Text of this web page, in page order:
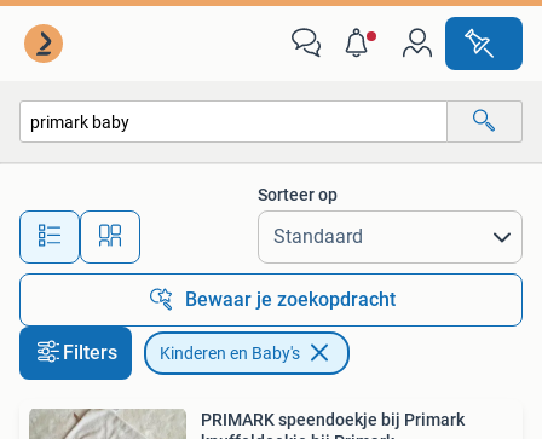
Alle afstanden…
Sorteer op
Bewaar je zoekopdracht
Filters Kinderen en Baby's
PRIMARK speendoekje bij Primark